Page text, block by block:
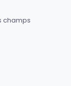
champs